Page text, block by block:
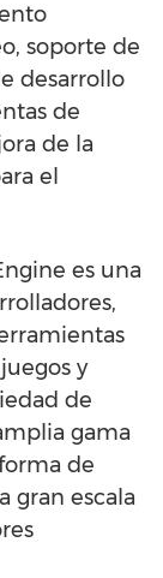
soporte de
desarrollo
de
de la
el
es una
y
de
gama
de
gran escala